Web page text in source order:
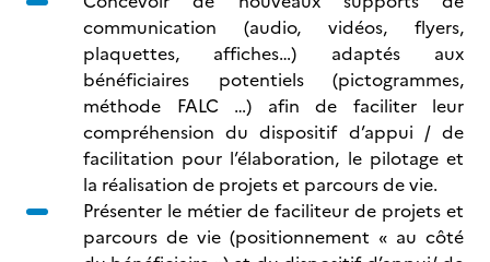
communication (audio, vidéos, flyers,
plaquettes, affiches…) adaptés aux
bénéficiaires potentiels (pictogrammes,
méthode FALC …) afin de faciliter leur
compréhension du dispositif d’appui / de
facilitation pour l’élaboration, le pilotage et
la réalisation de projets et parcours de vie.
Présenter le métier de faciliteur de projets et
parcours de vie (positionnement « au côté